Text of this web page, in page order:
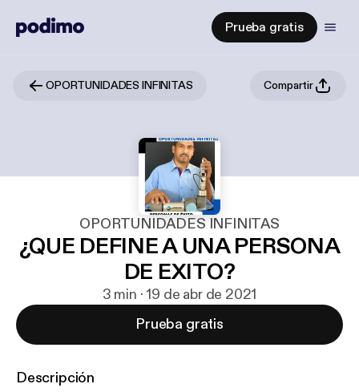
Prueba gratis
OPORTUNIDADES INFINITAS Compartir
OPORTUNIDADES INFINITAS
¿QUE DEFINE A UNA PERSONA
DE EXITO?
3 min · 19 de abr de 2021
Prueba gratis
Descripción